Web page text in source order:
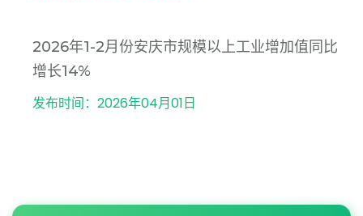
2026年1-2月份安庆市规模以上工业增加值同比
增长14%
发布时间：2026年04月01日